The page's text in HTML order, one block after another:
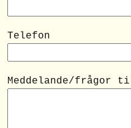
Telefon
Meddelande/frågor